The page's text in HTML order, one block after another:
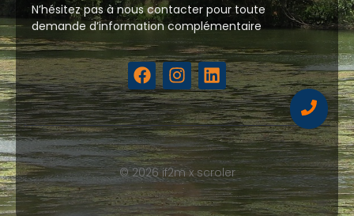
N’hésitez pas à nous contacter pour toute
demande d’information complémentaire
© 2026 if2m x scroler